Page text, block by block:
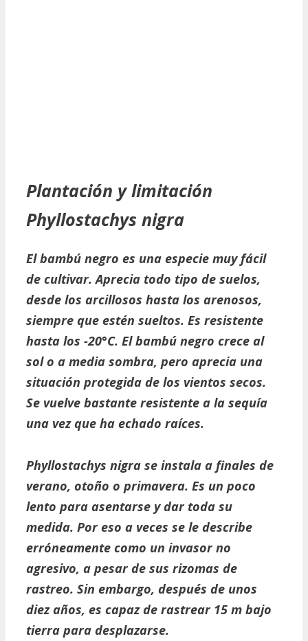
Plantación y limitación
Phyllostachys nigra
El bambú negro es una especie muy fácil
de cultivar. Aprecia todo tipo de suelos,
desde los arcillosos hasta los arenosos,
siempre que estén sueltos. Es resistente
hasta los -20°C. El bambú negro crece al
sol o a media sombra, pero aprecia una
situación protegida de los vientos secos.
Se vuelve bastante resistente a la sequía
una vez que ha echado raíces.
Phyllostachys nigra se instala a finales de
verano, otoño o primavera. Es un poco
lento para asentarse y dar toda su
medida. Por eso a veces se le describe
erróneamente como un invasor no
agresivo, a pesar de sus rizomas de
rastreo. Sin embargo, después de unos
diez años, es capaz de rastrear 15 m bajo
tierra para desplazarse.